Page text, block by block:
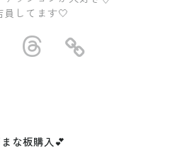
員してます🤍
https://https://
な板購入💕